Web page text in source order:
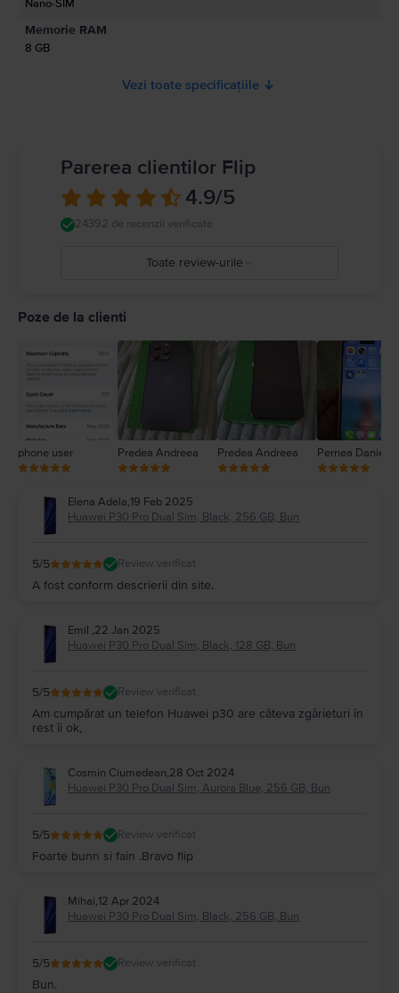
Nano-SIM
Memorie RAM
8 GB
Vezi toate specificațiile
Parerea clientilor Flip
4.9/5
24392 de recenzii verificate
Toate review-urile
Poze de la clienti
phone user Predea Andreea Predea Andreea Pernea Daniel
Elena Adela,19 Feb 2025
Huawei P30 Pro Dual Sim, Black, 256 GB, Bun
5/5 Review verificat
A fost conform descrierii din site.
Emil ,22 Jan 2025
Huawei P30 Pro Dual Sim, Black, 128 GB, Bun
5/5 Review verificat
Am cumpărat un telefon Huawei p30 are câteva zgârieturi în
rest îi ok,
Cosmin Ciumedean,28 Oct 2024
Huawei P30 Pro Dual Sim, Aurora Blue, 256 GB, Bun
5/5 Review verificat
Foarte bunn si fain .Bravo flip
Mihai,12 Apr 2024
Huawei P30 Pro Dual Sim, Black, 256 GB, Bun
5/5 Review verificat
Bun.